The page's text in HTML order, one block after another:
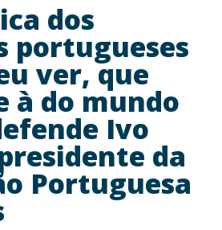
dos
portugueses
ver, que
à do mundo
Ivo
da
Portuguesa